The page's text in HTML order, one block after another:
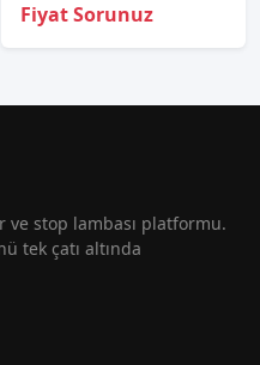
Fiyat Sorunuz
ve stop lambası platformu.
tek çatı altında